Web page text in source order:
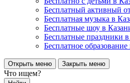
Бесплатный активный
Бесплатная музыка в
Бесплатные шоу в
Бесплатные праздники
Бесплатное
Открыть меню Закрыть меню
Что ищем?